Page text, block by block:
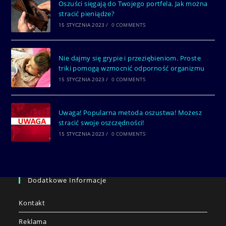
Oszuści sięgają do Twojego portfela. Jak można
stracić pieniądze?
15 STYCZNIA 2023 / 0 COMMENTS
Nie dajmy się grypie i przeziębieniom. Proste
triki pomogą wzmocnić odporność organizmu
15 STYCZNIA 2023 / 0 COMMENTS
Uwaga! Popularna metoda oszustwa! Możesz
stracić swoje oszczędności!
15 STYCZNIA 2023 / 0 COMMENTS
Dodatkowe Informacje
Kontakt
Reklama